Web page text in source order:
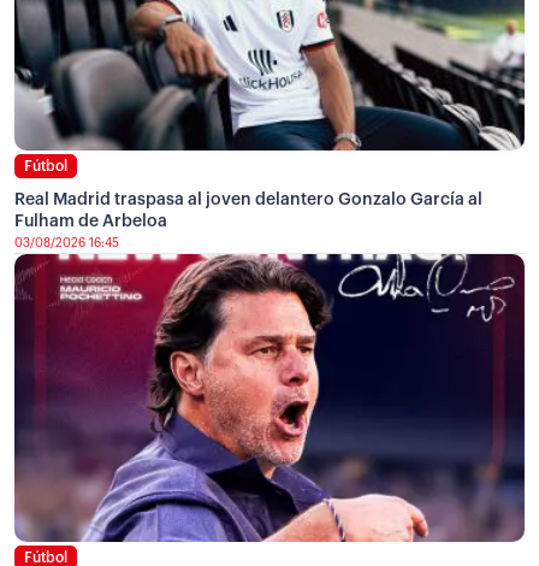
Fútbol
Real Madrid traspasa al joven delantero Gonzalo García al
Fulham de Arbeloa
03/08/2026 16:45
Fútbol